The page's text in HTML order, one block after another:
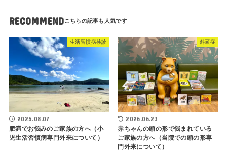
RECOMMEND
生活習慣病検診
2025.08.07
肥満でお悩みのご家族の方へ（小
児生活習慣病専門外来について）
斜頭症
2026.06.23
赤ちゃんの頭の形で悩まれている
ご家族の方へ（当院での頭の形専
門外来について）